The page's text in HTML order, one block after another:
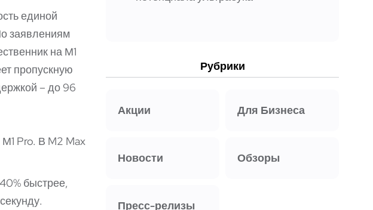
единой
заявлениям
на М1
пропускную
– до 96
Pro. В M2 Max
быстрее,
Рубрики
Акции Для Бизнеса
Новости Обзоры
Пресс-релизы